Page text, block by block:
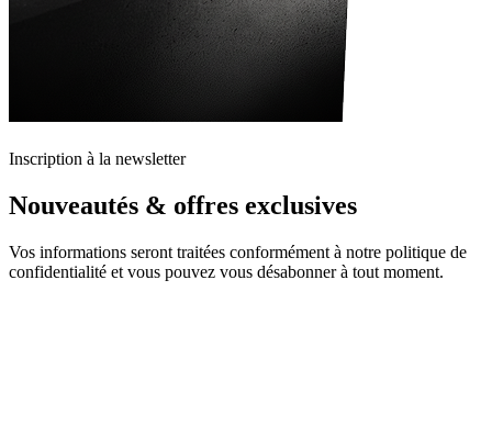
Inscription à la newsletter
Nouveautés & offres exclusives
Vos informations seront traitées conformément à notre politique de
confidentialité et vous pouvez vous désabonner à tout moment.